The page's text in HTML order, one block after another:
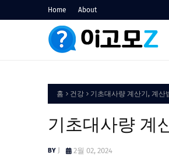
Home About
홈 건강 기초대사량 계산기, 계산
기초대사량 계
J 2월 02, 2024